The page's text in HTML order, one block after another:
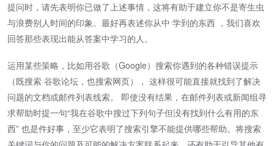
提问时，请先表明你已做了上述事情，这将有助于建立你不是寄生虫
与浪费别人时间的印象。最好再表述你从中 学到的东西 ，我们喜欢
回答那些表现出能从答案中学习的人。
运用某些策略，比如用谷歌（Google）搜索你遇到的各种错误提示
（既搜索 谷歌论坛，也搜索网页）， 这样很可能直接就找到了解决
问题的文档或邮件列表线索。 即使没有结果，在邮件列表或新闻组寻
求帮助时提一句“我在谷歌中搜过下列句子但没有找到什么有用的东
西” 也是件好事，至少它表明了搜索引擎不能提供哪些帮助。将搜索